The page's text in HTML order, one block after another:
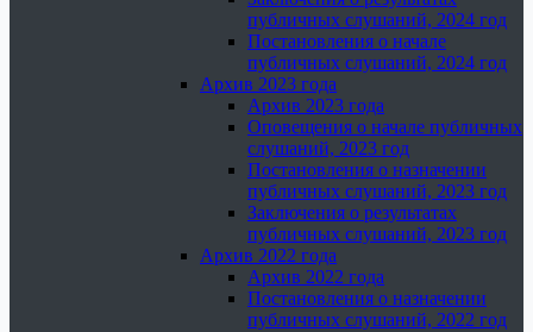
публичных слушаний, 2024 год
Постановления о начале
публичных слушаний, 2024 год
Архив 2023 года
Архив 2023 года
Оповещения о начале публичных
слушаний, 2023 год
Постановления о назначении
публичных слушаний, 2023 год
Заключения о результатах
публичных слушаний, 2023 год
Архив 2022 года
Архив 2022 года
Постановления о назначении
публичных слушаний, 2022 год